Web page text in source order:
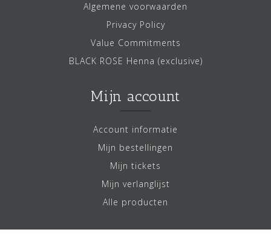
Algemene voorwaarden
Privacy Policy
Value Commitments
BLACK ROSE Henna (exclusive)
Mijn account
Account informatie
Mijn bestellingen
Mijn tickets
Mijn verlanglijst
Alle producten